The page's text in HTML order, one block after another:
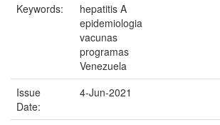
Keywords:
hepatitis A
epidemiologia
vacunas
programas
Venezuela
Issue
Date:
4-Jun-2021